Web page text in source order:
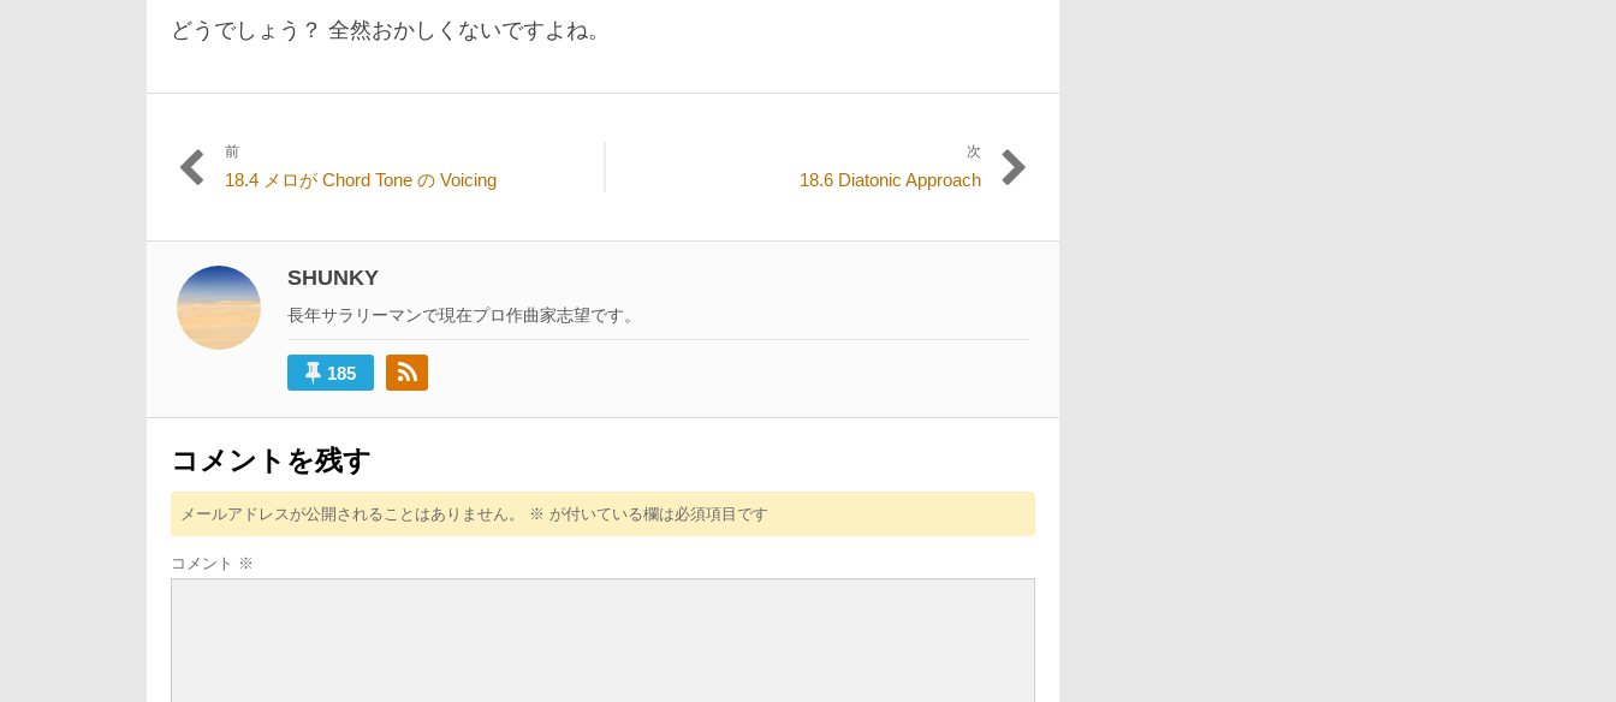
どうでしょう？ 全然おかしくないですよね。
投
ナ
ビ
ゲ
ー
ョ
ン
前
過
投
稿:
18.4 メロが Chord Tone の Voicing
次
稿:
18.6 Diatonic Approach
SHUNKY
長年サラリーマンで現在プロ作曲家志望です。
185
コメントを残す
メールアドレスが公開されることはありません。 ※ が付いている欄は必須項目です
コメント ※